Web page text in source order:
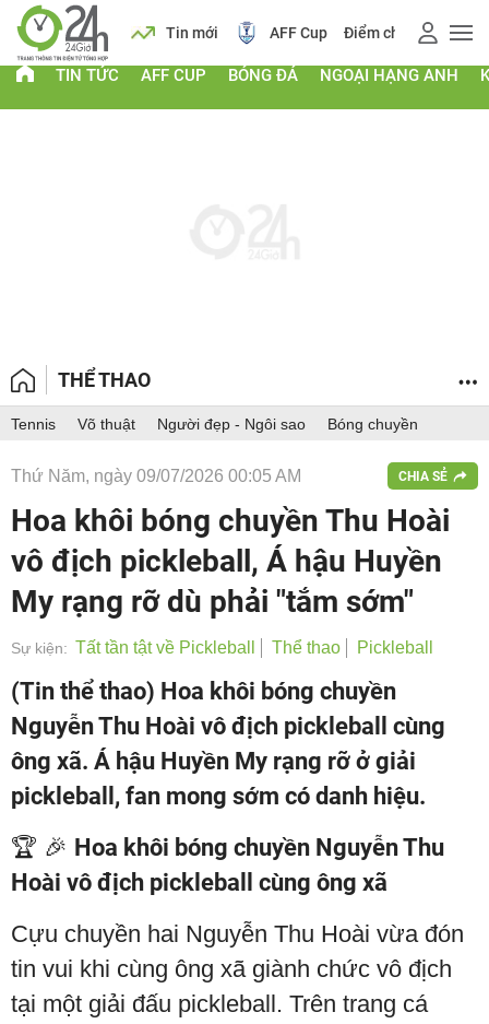
Lịch Tin mới AFF Cup Điểm chuẩn 2026
TIN TỨC AFF CUP BÓNG ĐÁ NGOẠI HẠNG ANH
THỂ THAO
Tennis Võ thuật Người đẹp - Ngôi sao Bóng chuyền
Thứ Năm, ngày 09/07/2026 00:05 AM CHIA SẺ
Hoa khôi bóng chuyền Thu Hoài
vô địch pickleball, Á hậu Huyền
My rạng rỡ dù phải "tắm sớm"
Sự kiện: Tất tần tật về Pickleball Thể thao Pickleball
(Tin thể thao) Hoa khôi bóng chuyền
Nguyễn Thu Hoài vô địch pickleball cùng
ông xã. Á hậu Huyền My rạng rỡ ở giải
pickleball, fan mong sớm có danh hiệu.
🏆 🎉 Hoa khôi bóng chuyền Nguyễn Thu
Hoài vô địch pickleball cùng ông xã
Cựu chuyền hai Nguyễn Thu Hoài vừa đón
tin vui khi cùng ông xã giành chức vô địch
tại một giải đấu pickleball. Trên trang cá